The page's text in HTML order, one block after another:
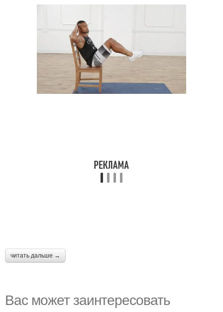
читать дальше →
Вас может заинтересовать